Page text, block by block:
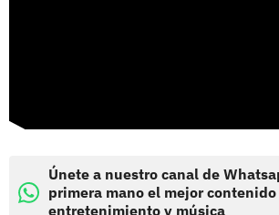
Únete a nuestro canal de
primera mano el mejor contenido
entretenimiento y música